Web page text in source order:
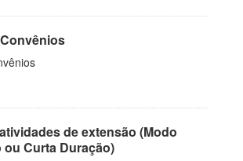
de extensão (Modo
Curta Duração)